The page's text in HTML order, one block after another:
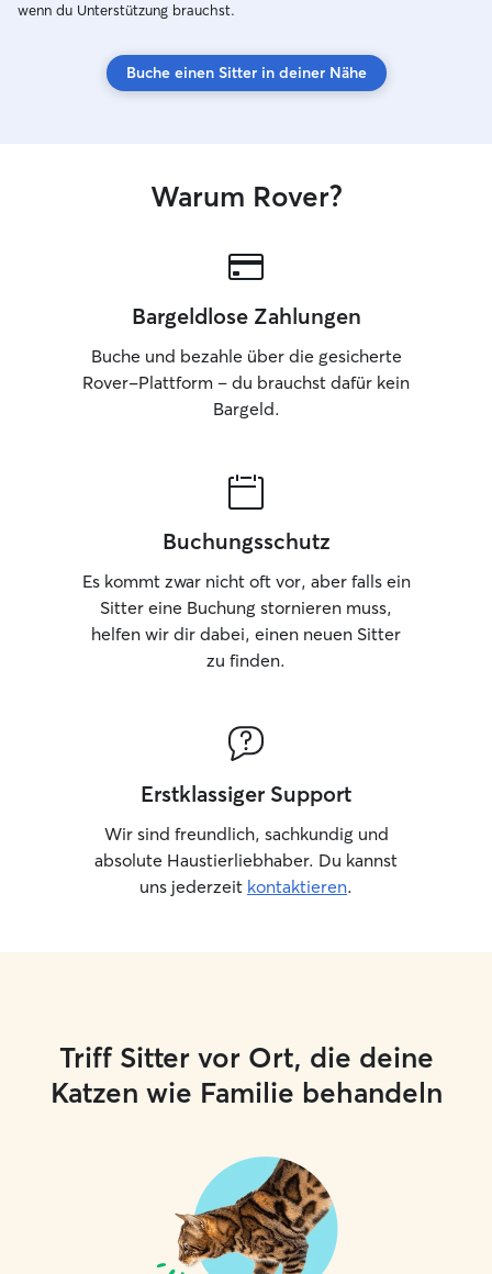
wenn du Unterstützung brauchst.
Buche einen Sitter in deiner Nähe
Warum Rover?
Bargeldlose Zahlungen
Buche und bezahle über die gesicherte
Rover-Plattform – du brauchst dafür kein
Bargeld.
Buchungsschutz
Es kommt zwar nicht oft vor, aber falls ein
Sitter eine Buchung stornieren muss,
helfen wir dir dabei, einen neuen Sitter
zu finden.
Erstklassiger Support
Wir sind freundlich, sachkundig und
absolute Haustierliebhaber. Du kannst
uns jederzeit kontaktieren.
Triff Sitter vor Ort, die deine
Katzen wie Familie behandeln